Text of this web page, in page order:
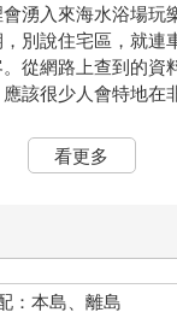
湧入來海水浴場玩
別說住宅區，就連
從網路上查到的資
該很少人會特地在
葉介忍不住望向走
出頭的萩原愛夢四目
在都沒什麼改變。
稚氣。
看更多
：本島、離島